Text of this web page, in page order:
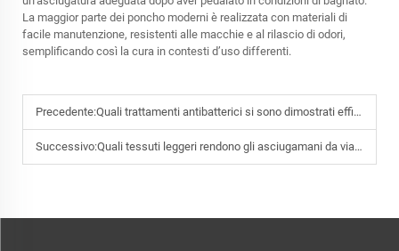
La maggior parte dei poncho moderni è realizzata con materiali di
facile manutenzione, resistenti alle macchie e al rilascio di odori,
semplificando così la cura in contesti d’uso differenti.
Precedente:Quali trattamenti antibatterici si sono dimostrati efficaci negli asciugamani per piscina destinati alle palestre?
Successivo:Quali tessuti leggeri rendono gli asciugamani da viaggio compatti senza perdere assorbenza?